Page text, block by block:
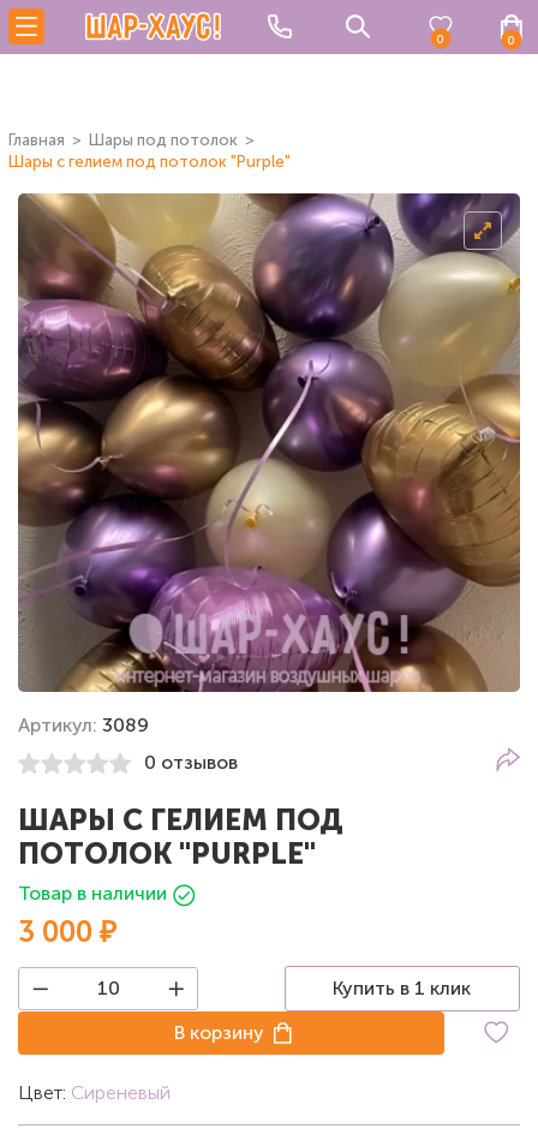
0 0
Главная
Шары под потолок
Шары с гелием под потолок "Purple"
Артикул: 3089
0 отзывов
ШАРЫ С ГЕЛИЕМ ПОД
ПОТОЛОК "PURPLE"
Товар в наличии
3 000 ₽
Купить в 1 клик
В корзину
Цвет: Сиреневый